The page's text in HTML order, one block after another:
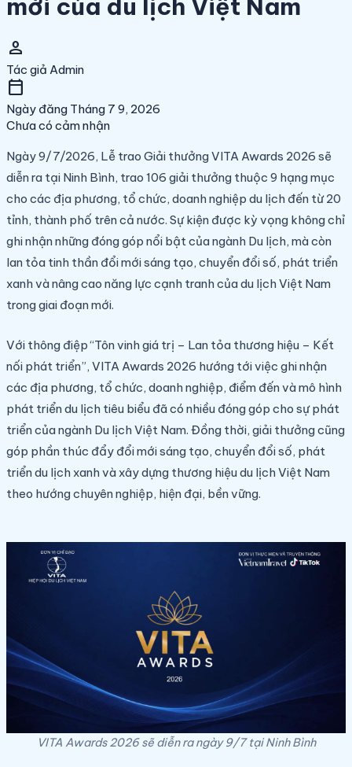
mới của du lịch Việt Nam
person
Tác giả Admin
calendar_today
Ngày đăng Tháng 7 9, 2026
Chưa có cảm nhận
Ngày 9/7/2026, Lễ trao Giải thưởng VITA Awards 2026 sẽ
diễn ra tại Ninh Bình, trao 106 giải thưởng thuộc 9 hạng mục
cho các địa phương, tổ chức, doanh nghiệp du lịch đến từ 20
tỉnh, thành phố trên cả nước. Sự kiện được kỳ vọng không chỉ
ghi nhận những đóng góp nổi bật của ngành Du lịch, mà còn
lan tỏa tinh thần đổi mới sáng tạo, chuyển đổi số, phát triển
xanh và nâng cao năng lực cạnh tranh của du lịch Việt Nam
trong giai đoạn mới.
Với thông điệp “Tôn vinh giá trị – Lan tỏa thương hiệu – Kết
nối phát triển”, VITA Awards 2026 hướng tới việc ghi nhận
các địa phương, tổ chức, doanh nghiệp, điểm đến và mô hình
phát triển du lịch tiêu biểu đã có nhiều đóng góp cho sự phát
triển của ngành Du lịch Việt Nam. Đồng thời, giải thưởng cũng
góp phần thúc đẩy đổi mới sáng tạo, chuyển đổi số, phát
triển du lịch xanh và xây dựng thương hiệu du lịch Việt Nam
theo hướng chuyên nghiệp, hiện đại, bền vững.
VITA Awards 2026 sẽ diễn ra ngày 9/7 tại Ninh Bình